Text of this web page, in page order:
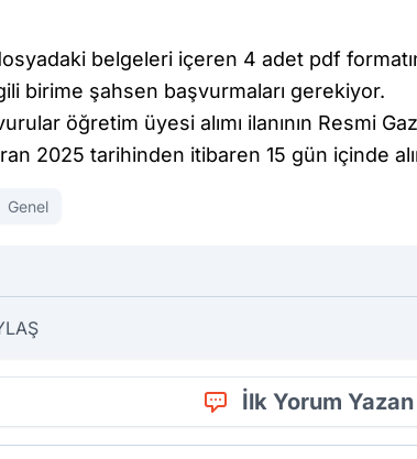
belgeleri içeren 4 adet pdf
birime şahsen başvurmaları gerekiyor.
öğretim üyesi alımı ilanının Resmi
2025 tarihinden itibaren 15 gün içinde
Genel
İlk Yorum Yazan